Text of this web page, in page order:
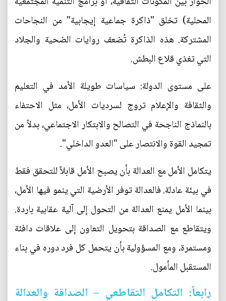
المحلية) تخلق "ذاكرة جماعية إيجابية" من النجاحات
المشتركة. هذه الذاكرة تُضعف روايات الضحية والجلاد
التي تغذي قلاع البطش.
على مستوى الدولة: سياسات طويلة الأمد في التعليم
والثقافة والإعلام تروج لسرديات الأمل، مثل الاحتفاء
بالنماذج الناجحة في التصالح والابتكار الاجتماعي، بدلاً من
تمجيد القوة والانتصار على "العدو الداخلي".
يتكامل الأمل مع العدالة بأن يصبح الأمل قابلاً للتحقق فقط
في بيئة عادلة. فالعدالة توفر الأرضية التي ينمو فيها الأمل،
بينما الأمل يمنع العدالة من التحول إلى آلية عقابية باردة.
ويتقاطع مع الصداقة بتحويل التعاون إلى علاقات دافئة
ومستمرة، ومع المسؤولية بأن يتحمل كل فرد دوره في بناء
المستقبل المأمول.
رابعاً: التكامل التقاطعي – الصداقة والعدالة